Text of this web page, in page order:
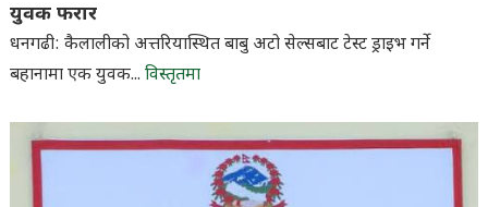
युवक फरार
धनगढी: कैलालीको अत्तरियास्थित बाबु अटो सेल्सबाट टेस्ट ड्राइभ गर्ने
बहानामा एक युवक... विस्तृतमा